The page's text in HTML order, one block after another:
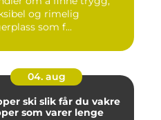
og rimelig
som f...
04. aug
slik får du vakre
som varer lenge